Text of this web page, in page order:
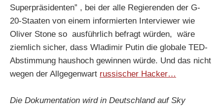
Superpräsidenten” , bei der alle Regierenden der G-
20-Staaten von einem informierten Interviewer wie
Oliver Stone so ausführlich befragt würden, wäre
ziemlich sicher, dass Wladimir Putin die globale TED-
Abstimmung haushoch gewinnen würde. Und das nicht
wegen der Allgegenwart russischer Hacker…
Die Dokumentation wird in Deutschland auf Sky